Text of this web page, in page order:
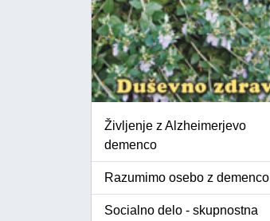
Življenje z Alzheimerjevo
demenco
Razumimo osebo z demenco
Socialno delo - skupnostna